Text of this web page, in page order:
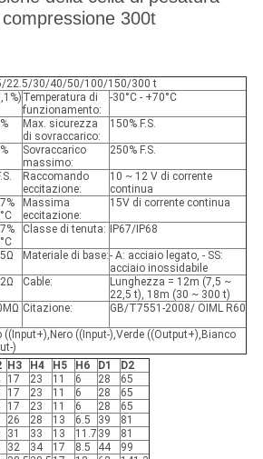
300t
22.5/30/40/50/100/150/300 t
Temperatura di
funzionamento:
-30°C - +70°C
Max. sicurezza
di sovraccarico:
150% F.S.
Sovraccarico
massimo:
250% F.S.
Raccomando
eccitazione:
10 ~ 12 V di corrente
continua
Massima
eccitazione:
15V di corrente continua
Classe di tenuta: IP67/IP68
Materiale di base:- A: acciaio legato, - SS:
acciaio inossidabile
Cable:
Lunghezza = 12m (7,5 ~
22,5 t), 18m (30 ~ 300 t)
Citazione: GB/T7551-2008/ OIML R60
((Input+),Nero ((Input-),Verde ((Output+),Bianco
)
H3 H4 H5 H6 D1
D2
17 23 11 6 28
65
17 23 11 6 28
65
17 23 11 6 28
65
26 28 13 6.5 39
81
31 33 13 11.7 39
81
32 34 17 8.5 44
99